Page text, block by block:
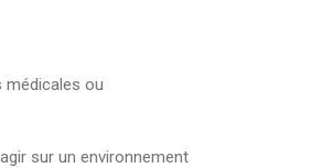
médicales ou
sur un environnement